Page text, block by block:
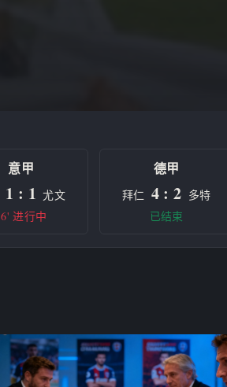
意甲
1 : 1 尤文
进行中
德甲
拜仁 4 : 2 多特
已结束